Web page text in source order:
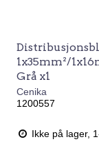
1x35mm²/
Grå x1
Cenika
1200557
Ikke på lager,